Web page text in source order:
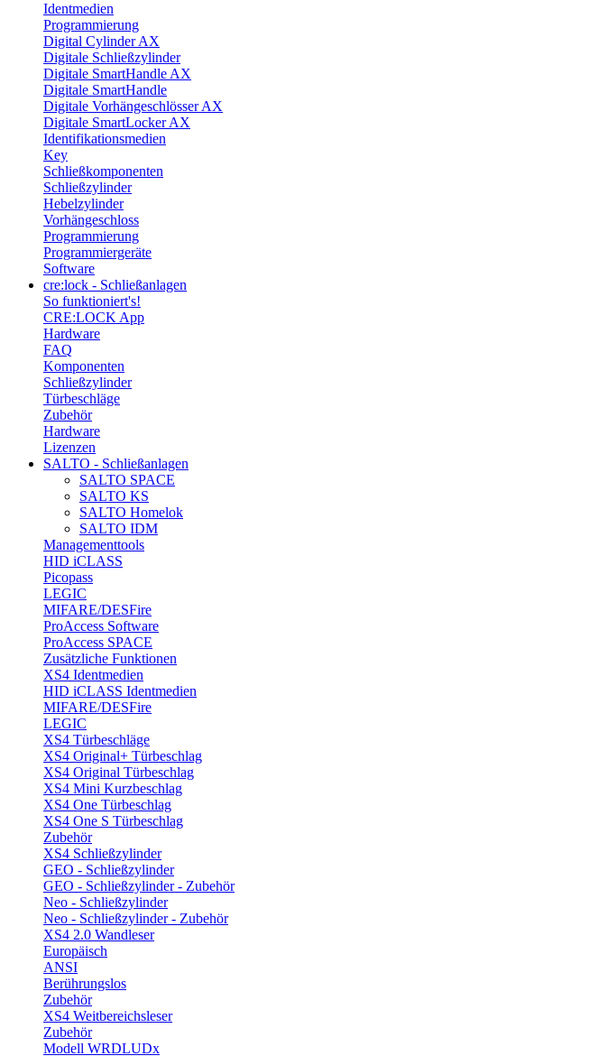
Identmedien
Programmierung
Digital Cylinder AX
Digitale Schließzylinder
Digitale SmartHandle AX
Digitale SmartHandle
Digitale Vorhängeschlösser AX
Digitale SmartLocker AX
Identifikationsmedien
Key
Schließkomponenten
Schließzylinder
Hebelzylinder
Vorhängeschloss
Programmierung
Programmiergeräte
Software
cre:lock - Schließanlagen
So funktioniert's!
CRE:LOCK App
Hardware
FAQ
Komponenten
Schließzylinder
Türbeschläge
Zubehör
Hardware
Lizenzen
SALTO - Schließanlagen
SALTO SPACE
SALTO KS
SALTO Homelok
SALTO IDM
Managementtools
HID iCLASS
Picopass
LEGIC
MIFARE/DESFire
ProAccess Software
ProAccess SPACE
Zusätzliche Funktionen
XS4 Identmedien
HID iCLASS Identmedien
MIFARE/DESFire
LEGIC
XS4 Türbeschläge
XS4 Original+ Türbeschlag
XS4 Original Türbeschlag
XS4 Mini Kurzbeschlag
XS4 One Türbeschlag
XS4 One S Türbeschlag
Zubehör
XS4 Schließzylinder
GEO - Schließzylinder
GEO - Schließzylinder - Zubehör
Neo - Schließzylinder
Neo - Schließzylinder - Zubehör
XS4 2.0 Wandleser
Europäisch
ANSI
Berührungslos
Zubehör
XS4 Weitbereichsleser
Zubehör
Modell WRDLUDx